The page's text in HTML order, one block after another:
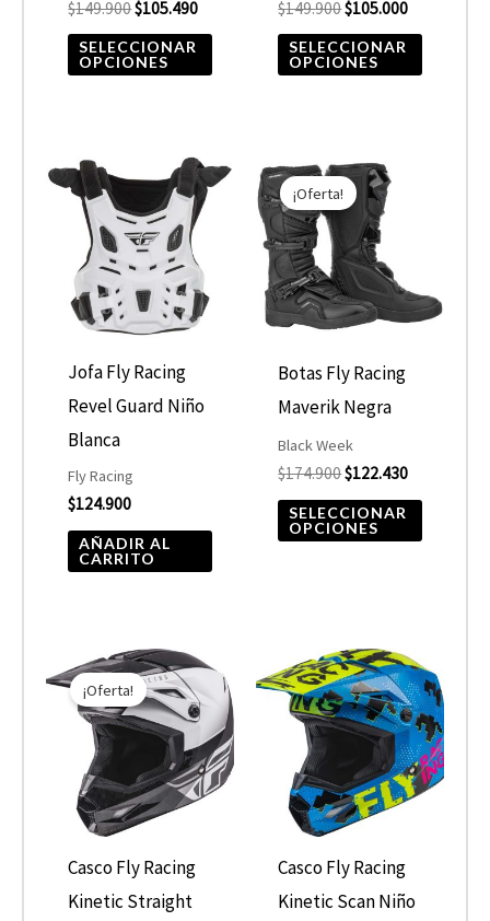
$149.900$105.490
SELECCIONAR
OPCIONES
la
página
$149.900$105.000
SELECCIONAR
OPCIONES
la
página
Jofa Fly Racing
Revel Guard Niño
Blanca
Fly Racing
$124.900
AÑADIR AL
CARRITO
¡Oferta!
Botas Fly Racing
Maverik Negra
Black Week
$174.900
El
precio
original
era:
$174.900.
$122.430
SELECCIONAR
OPCIONES
en
la
¡Oferta!
Casco Fly Racing
Kinetic Straight
El
precio
original
era:
$149.900.
El
precio
actual
es:
$105.000.
Este
producto
tiene
múltiples
variantes.
opcionesCasco Fly Racing
Kinetic Scan Niño
Este
tiene